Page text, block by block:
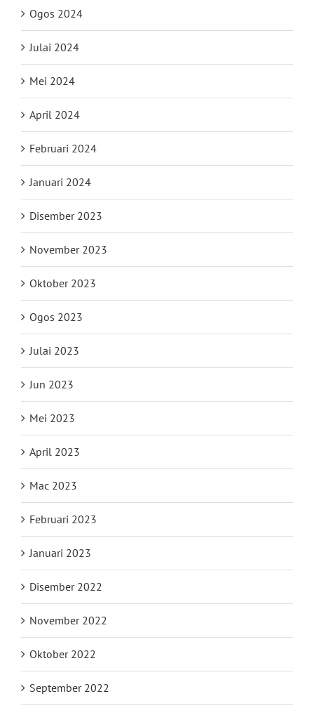
Ogos 2024
Julai 2024
Mei 2024
April 2024
Februari 2024
Januari 2024
Disember 2023
November 2023
Oktober 2023
Ogos 2023
Julai 2023
Jun 2023
Mei 2023
April 2023
Mac 2023
Februari 2023
Januari 2023
Disember 2022
November 2022
Oktober 2022
September 2022